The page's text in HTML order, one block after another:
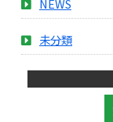
未分類